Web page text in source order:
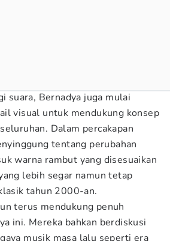
suara, Bernadya juga mulai
visual untuk mendukung konsep
Dalam percakapan
tentang perubahan
warna rambut yang disesuaikan
lebih segar namun tetap
tahun 2000-an.
terus mendukung penuh
ini. Mereka bahkan berdiskusi
musik masa lalu seperti era